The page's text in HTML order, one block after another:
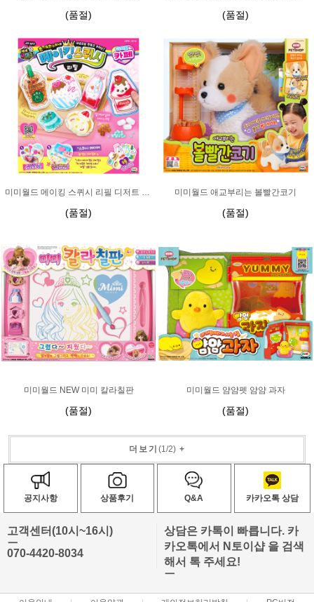
(품절) (품절)
미미월드 메이킹 스퀴시 리필 디저트 카페
(품절)
미미월드 애교부리는 볼빨간코기
(품절)
미미월드 NEW 미미 칼라칠판
(품절)
미미월드 얌얌펫 얌얌 과자
(품절)
더보기 (1/2)+
공지사항 상품후기 Q&A 카카오톡 상담
고객센터(10시~16시)
ㅡ
070-4420-8034
상담은 카톡이 빠릅니다. 카
카오톡에서 N토이샵 을 검색
해서 톡 주세요!
ㅡ